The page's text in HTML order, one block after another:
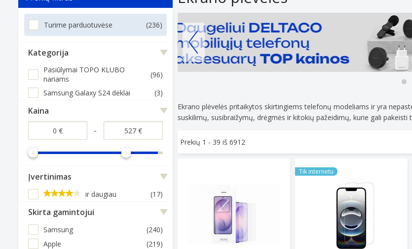
Turime parduotuvėse (236)
Kategorija
Pasiūlymai TOPO KLUBO
nariams
(96)
Samsung Galaxy S24 dėklai
(3)
Kaina
-
Įvertinimas
ir daugiau (17)
Skirta gamintojui
Samsung
(240)
Apple
(219)
Ekrano plėvelės pritaikytos skirtingiems telefonų modeliams ir yra
suskilimų, susibraižymų, drėgmės ir kitokių pažeidimų, kurie gali pakeisti
Prekių 1 - 39 iš 6912
Tik internetu